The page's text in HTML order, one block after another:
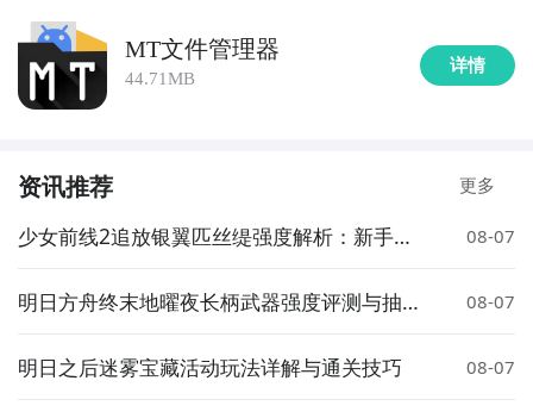
MT文件管理器
44.71MB
详情
资讯推荐 更多
少女前线2追放银翼匹丝缇强度解析：新手枪
08-07
明日方舟终末地曜夜长柄武器强度评测与抽取
08-07
明日之后迷雾宝藏活动玩法详解与通关技巧 08-07